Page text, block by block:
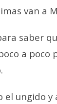
van a
saber
a poco
el ungido